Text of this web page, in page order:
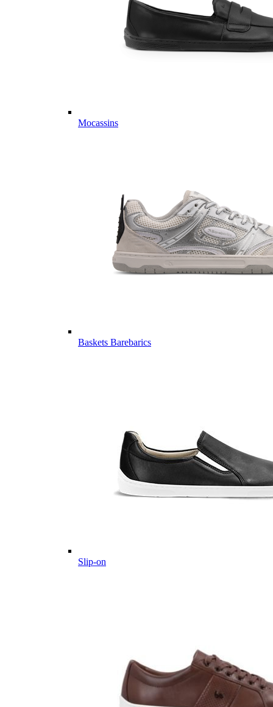
Mocassins
Baskets Barebarics
Slip-on